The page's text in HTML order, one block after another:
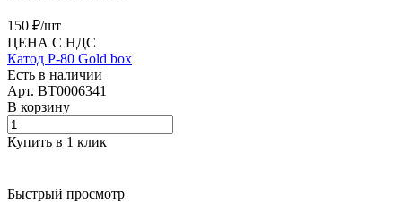
150 ₽/шт
ЦЕНА С НДС
Катод Р-80 Gold box
Есть в наличии
Арт. BT0006341
В корзину
Купить в 1 клик
Быстрый просмотр